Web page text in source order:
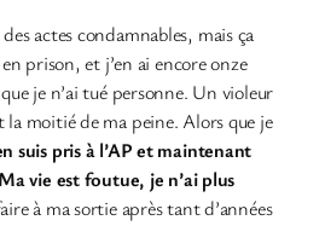
des actes condamnables, mais ça
prison, et j’en ai encore onze
je n’ai tué personne. Un violeur
la moitié de ma peine. Alors que je
suis pris à l’AP et maintenant
vie est foutue, je n’ai plus
à ma sortie après tant d’années